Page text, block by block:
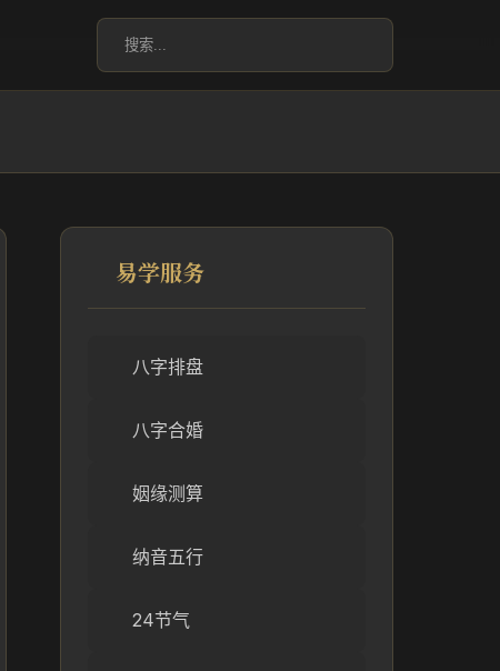
易学服务
八字排盘
八字合婚
姻缘测算
纳音五行
24节气